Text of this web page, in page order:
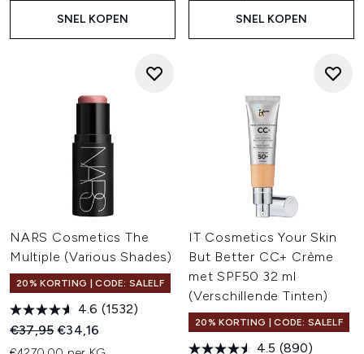
SNEL KOPEN SNEL KOPEN
NARS Cosmetics The
Multiple (Various Shades)
20% KORTING | CODE: SALELF
4.6 (1532)
Recommended Retail Price:
€37,95Huidige prijs:
€34,16
IT Cosmetics Your Skin
But Better CC+ Crème
met SPF50 32 ml
(Verschillende Tinten)
20% KORTING | CODE: SALELF
4.5 (890)